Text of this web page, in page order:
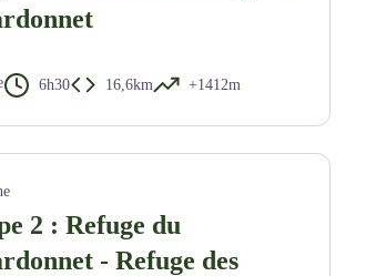
6h30 16,6km +1412m
2 : Refuge du
- Refuge des